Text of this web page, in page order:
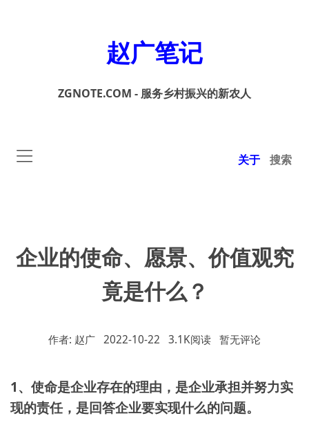
赵广笔记
ZGNOTE.COM - 服务乡村振兴的新农人
关于 搜索
企业的使命、愿景、价值观究
竟是什么？
作者: 赵广 2022-10-22 3.1K阅读 暂无评论
1、使命是企业存在的理由，是企业承担并努力实
现的责任，是回答企业要实现什么的问题。